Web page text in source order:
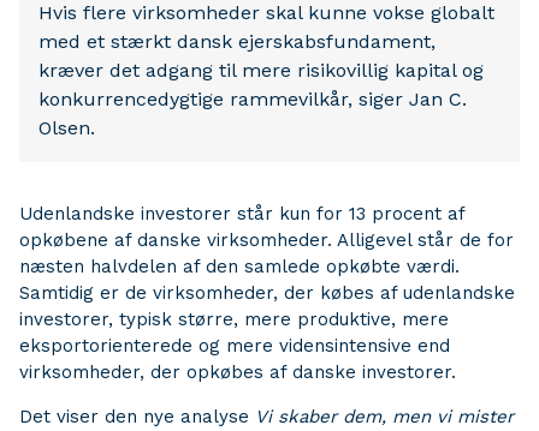
Hvis flere virksomheder skal kunne vokse globalt
med et stærkt dansk ejerskabsfundament,
kræver det adgang til mere risikovillig kapital og
konkurrencedygtige rammevilkår, siger Jan C.
Olsen.
Udenlandske investorer står kun for 13 procent af
opkøbene af danske virksomheder. Alligevel står de for
næsten halvdelen af den samlede opkøbte værdi.
Samtidig er de virksomheder, der købes af udenlandske
investorer, typisk større, mere produktive, mere
eksportorienterede og mere vidensintensive end
virksomheder, der opkøbes af danske investorer.
Det viser den nye analyse Vi skaber dem, men vi mister